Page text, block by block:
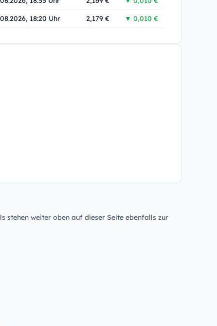
18:20 Uhr 2,179 € ▼ 0,010 €
stehen weiter oben auf dieser Seite ebenfalls zur